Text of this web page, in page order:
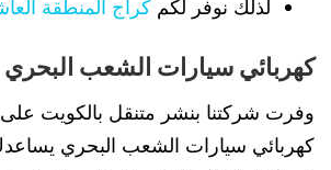
لذلك نوفر لكم كراج المنطقة
كهربائي سيارات الشعب البحري
وفرت شركتنا بنشر متنقل بالكويت
كهربائي سيارات الشعب البحري